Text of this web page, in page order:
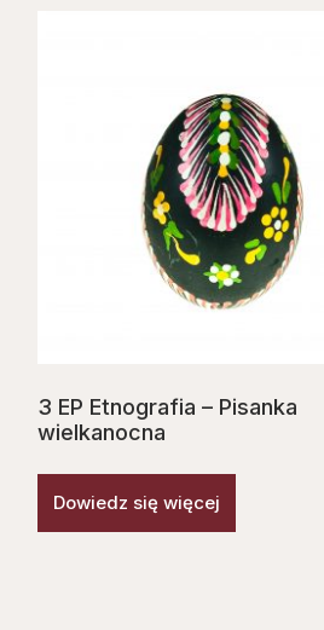
3 EP Etnografia – Pisanka
wielkanocna
Dowiedz się więcej